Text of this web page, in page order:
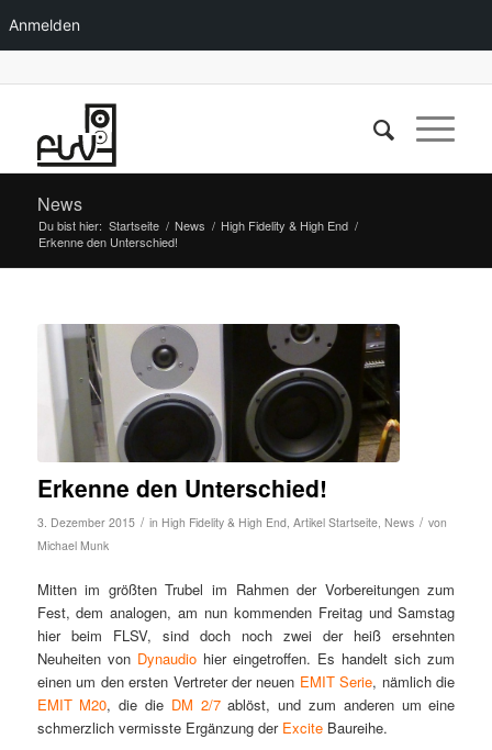
Anmelden
News
Du bist hier: Startseite / News / High Fidelity & High End /
Erkenne den Unterschied!
Erkenne den Unterschied!
3. Dezember 2015 / in High Fidelity & High End, Artikel Startseite, News / von
Michael Munk
Mitten im größten Trubel im Rahmen der Vorbereitungen zum
Fest, dem analogen, am nun kommenden Freitag und Samstag
hier beim FLSV, sind doch noch zwei der heiß ersehnten
Neuheiten von Dynaudiohier eingetroffen. Es handelt sich zum
einen um den ersten Vertreter der neuen EMIT Serie, nämlich die
EMIT M20, die die DM 2/7ablöst, und zum anderen um eine
schmerzlich vermisste Ergänzung der ExciteBaureihe.